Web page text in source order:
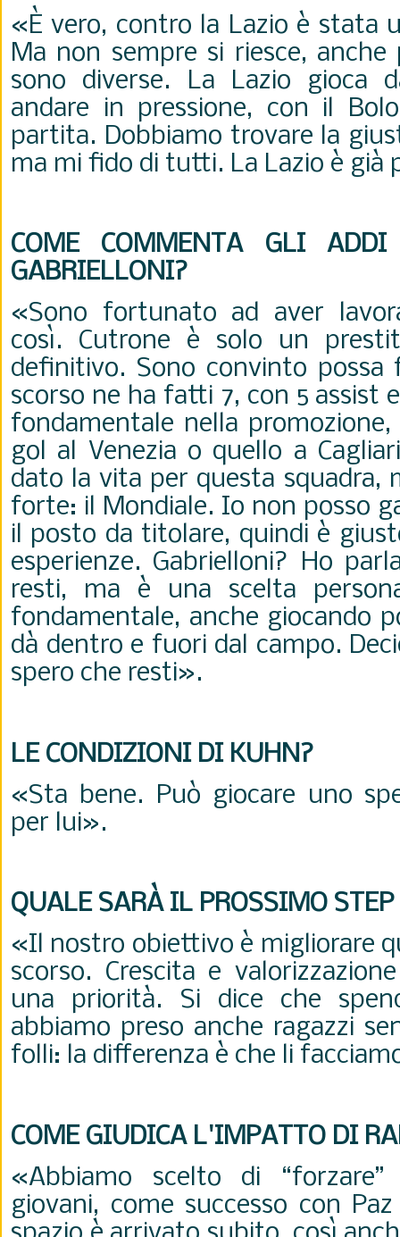
«È vero, contro la Lazio è stata
Ma non sempre si riesce, anche
sono diverse. La Lazio gioca
andare in pressione, con il
partita. Dobbiamo trovare la
ma mi fido di tutti. La Lazio è già
COME COMMENTA GLI
GABRIELLONI?
«Sono fortunato ad aver
così. Cutrone è solo un
definitivo. Sono convinto possa
scorso ne ha fatti 7, con 5 assist
fondamentale nella
gol al Venezia o quello a
dato la vita per questa squadra,
forte: il Mondiale. Io non posso
il posto da titolare, quindi è
esperienze. Gabrielloni? Ho
resti, ma è una scelta
fondamentale, anche giocando
dà dentro e fuori dal campo.
spero che resti».
LE CONDIZIONI DI KUHN?
«Sta bene. Può giocare uno
per lui».
QUALE SARÀ IL PROSSIMO
«Il nostro obiettivo è migliorare
scorso. Crescita e
una priorità. Si dice che
abbiamo preso anche ragazzi
folli: la differenza è che li
COME GIUDICA L'IMPATTO DI
«Abbiamo scelto di “forzare”
giovani, come successo con